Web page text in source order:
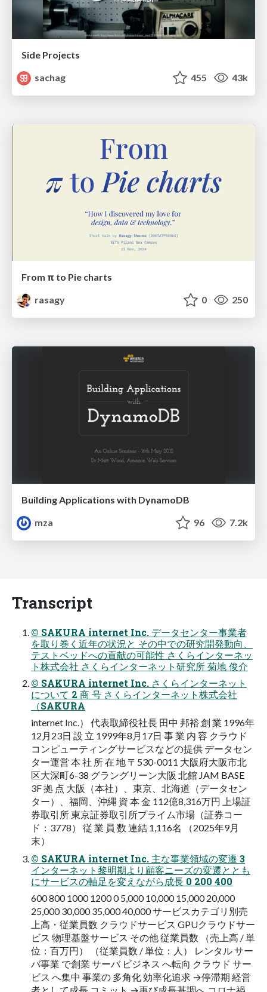
Side Projects
sachag
455 43k
From π to Pie charts
rasagy
0 250
Building Applications with DynamoDB
mza
96 7.2k
Transcript
© SAKURA internet Inc. データセンター事業者
を取り巻く近年の状況と その中での研究開発動向、
テストベッドへの貢献の可能性 さくらインターネッ
ト株式会社 さくらインターネット研究所 菊地 俊介
© SAKURA internet Inc. さくらインターネット
について 2 商 号 さくらインターネット株式会社
（SAKURA
internet Inc.） 代表取締役社長 田中 邦裕 創 業 1996年
12月23日 設 立 1999年8月17日 事 業 内 容 クラウド
コンピューティングサービスなどの提供 データセン
ター運営 本 社 所 在 地 〒530-0011 大阪府大阪市北
区大深町6-38 グラングリーン大阪 北館 JAM BASE
3F 拠 点 大阪（本社）、東京、北海道（データセン
ター）、福岡、沖縄 資 本 金 112億8,316万円 上場証
券取引所 東京証券取引所プライム市場（証券コー
ド：3778） 従 業 員 数 連結 1,116名 （2025年9月
末）
© SAKURA internet Inc. 主な事業領域の変遷 3
インターネット黎明期より顧客ニーズの変遷ととも
にサービスの軸足を変えながら成長 0 200 400
600 800 1000 1200 0 5,000 10,000 15,000 20,000
25,000 30,000 35,000 40,000 サービスカテゴリ別売
上高・従業員数 クラウドサービス GPUクラウドサー
ビス 物理基盤サービス その他 従業員数 （売上高 / 単
位：百万円） （従業員数 / 単位：人） レンタル サー
バ事業 で創業 サーバ ビジネス へ転向 クラウド サー
ビス へ集中 事業の 多角化 効率化追求 →停滞期 経営
者として成長 コミット →再び成長基調へ コロナ禍